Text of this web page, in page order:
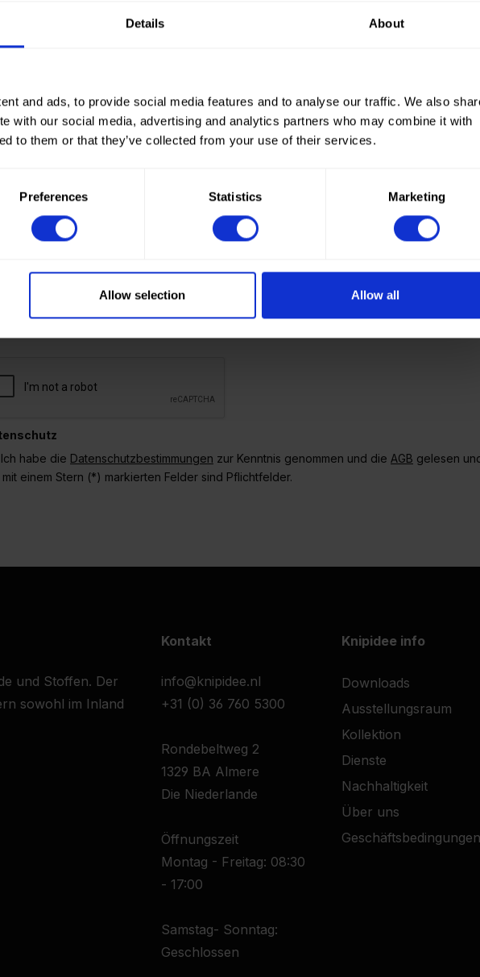
Details About
and ads, to provide social media features and to analyse our traffic. We also
with our social media, advertising and analytics partners who may combine it with
to them or that they’ve collected from your use of their services.
Preferences Statistics Marketing
Allow selection Allow all
Straße und Hausnummer * Adresszusatz 1 *
Ich habe die Datenschutzbestimmungen zur Kenntnis genommen und die AGB
mit einem Stern (*) markierten Felder sind Pflichtfelder.
und Stoffen. Der
sowohl im Inland
Kontakt
info@knipidee.nl
+31 (0) 36 760 5300
Rondebeltweg 2
1329 BA Almere
Die Niederlande
Öffnungszeit
Montag - Freitag: 08:30
- 17:00
Samstag- Sonntag:
Geschlossen
Knipidee info
Downloads
Ausstellungsraum
Kollektion
Dienste
Nachhaltigkeit
Über uns
Geschäftsbedingungen